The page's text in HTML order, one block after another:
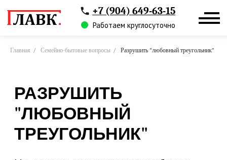
+7 (904) 649-63-15
Работаем круглосуточно
Главная / Семейно-бытовые вопросы / Разрушить "любовный треугольник"
Мы сделаем все возможное, чтобы как
можно деликатнее разрушить «любовный
треугольник», и Вы смогли выйти
ТРЕУГОЛЬНИК"